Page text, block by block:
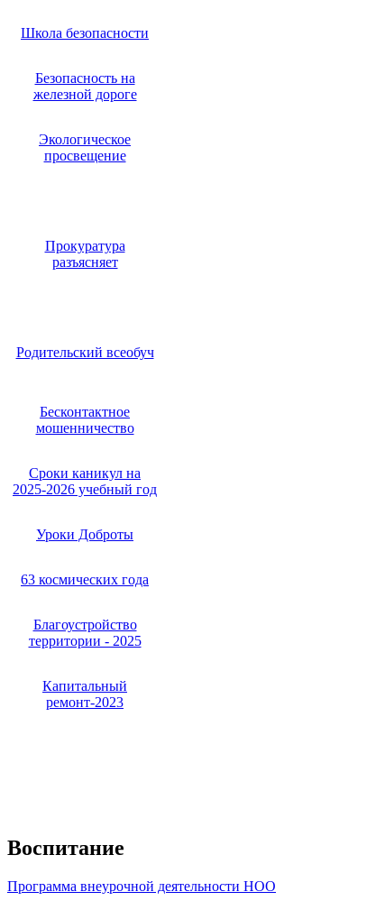
Школа безопасности
Безопасность на
железной дороге
Экологическое
просвещение
Прокуратура
разъясняет
Родительский всеобуч
Бесконтактное
мошенничество
Сроки каникул на
2025-2026 учебный год
Уроки Доброты
63 космических года
Благоустройство
территории - 2025
Капитальный
ремонт-2023
Воспитание
Программа внеурочной деятельности НОО